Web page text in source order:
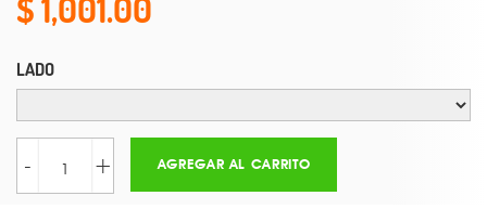
1,001.00
LADO
- + AGREGAR AL CARRITO